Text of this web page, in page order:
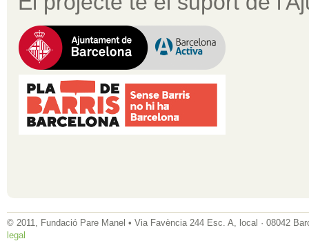
© 2011, Fundació Pare Manel • Via Favència 244 Esc. A, local · 08042
legal